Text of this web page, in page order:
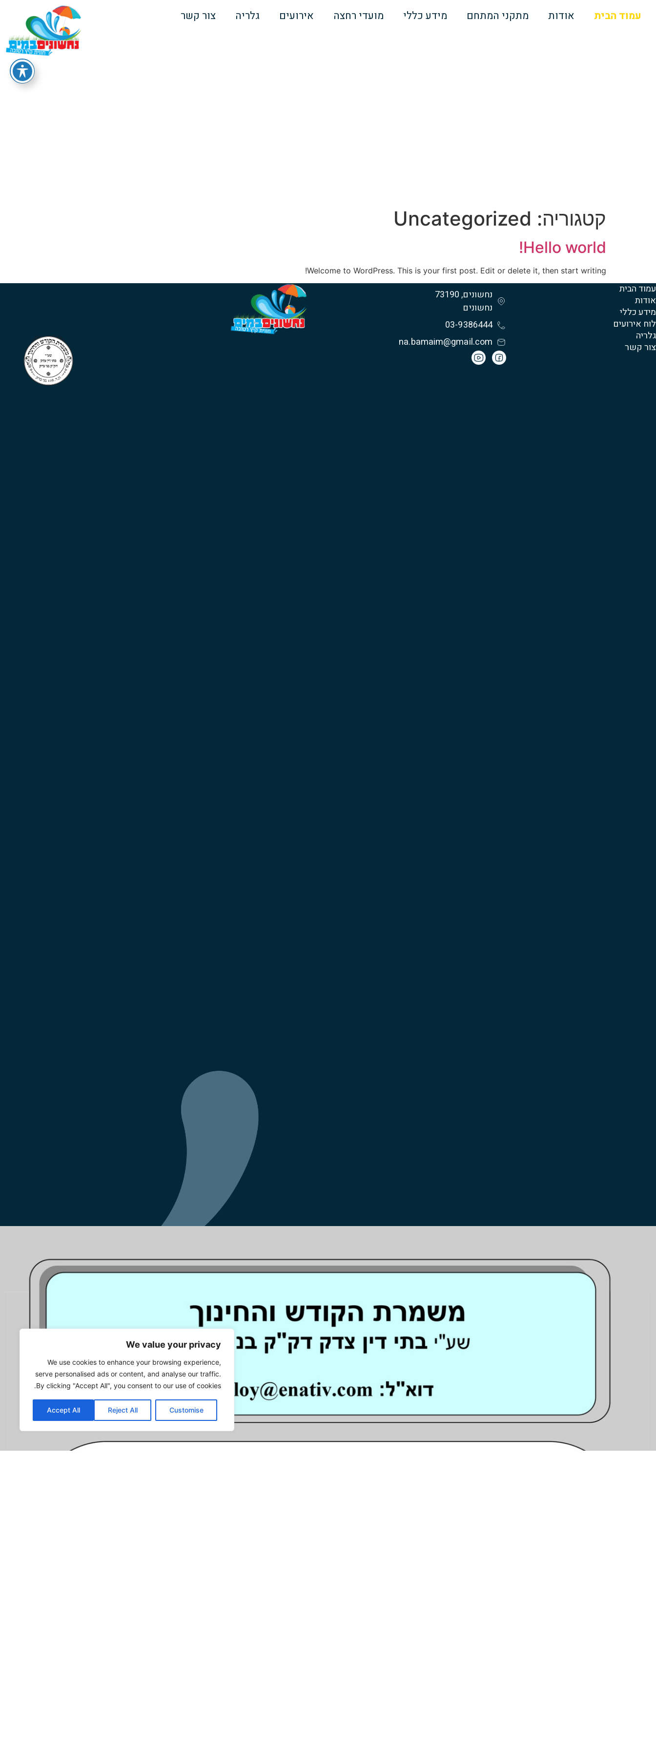
We value your privacy
We use cookies to enhance your browsing experience,
serve personalised ads or content, and analyse our traffic.
By clicking "Accept All", you consent to our use of cookies.
Customise
Reject All
Accept All
עמוד הבית אודות מתקני המתחם מידע כללי מועדי רחצה אירועים גלריה צור קשר
קטגוריה: Uncategorized
Hello world!
Welcome to WordPress. This is your first post. Edit or delete it, then start writing!
עמוד הבית
אודות
מידע כללי
לוח אירועים
גלריה
צור קשר
נחשונים, 73190
נחשונים
03-9386444
na.bamaim@gmail.com